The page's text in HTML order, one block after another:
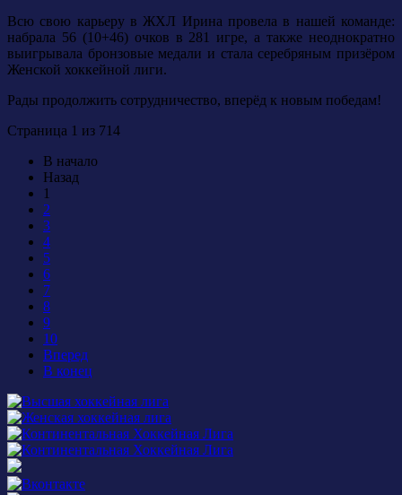
Всю свою карьеру в ЖХЛ Ирина провела в нашей команде:
набрала 56 (10+46) очков в 281 игре, а также неоднократно
выигрывала бронзовые медали и стала серебряным призёром
Женской хоккейной лиги.
Рады продолжить сотрудничество, вперёд к новым победам!
Страница 1 из 714
В начало
Назад
1
2
3
4
5
6
7
8
9
10
Вперед
В конец